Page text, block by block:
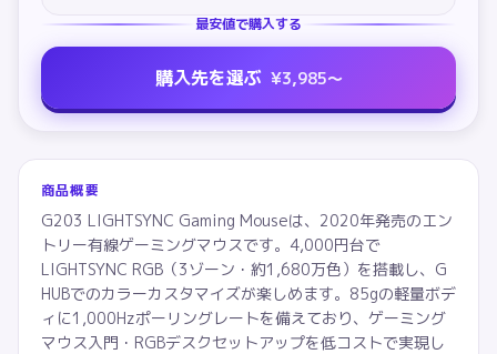
最安値で購入する
購入先を選ぶ ¥3,985〜
商品概要
G203 LIGHTSYNC Gaming Mouseは、2020年発売のエン
トリー有線ゲーミングマウスです。4,000円台で
LIGHTSYNC RGB（3ゾーン・約1,680万色）を搭載し、G
HUBでのカラーカスタマイズが楽しめます。85gの軽量ボデ
ィに1,000Hzポーリングレートを備えており、ゲーミング
マウス入門・RGBデスクセットアップを低コストで実現し